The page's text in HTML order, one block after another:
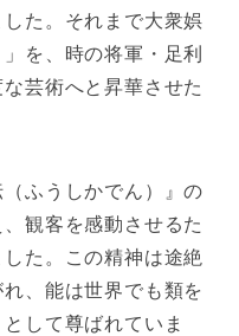
た。それまで大衆娯
を、時の将軍・足利
芸術へと昇華させた
ふうしかでん）』の
観客を感動させるた
た。この精神は途絶
、能は世界でも類を
して尊ばれていま